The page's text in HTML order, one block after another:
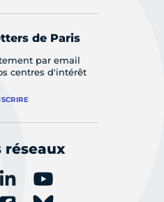
de Paris
par email
centres d'intérêt
réseaux